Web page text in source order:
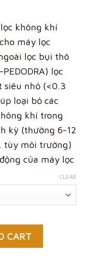
không khí
máy lọc
lọc bụi thô
lọc
siêu nhỏ (<0.3
loại bỏ các
khí trong
kỳ (thường 6-12
tùy môi trường)
của máy lọc
CLEAR
CART